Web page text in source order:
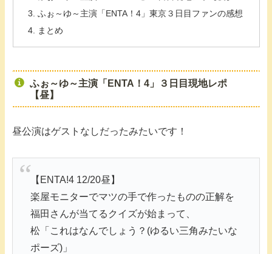
ふぉ～ゆ～主演「ENTA！4」東京３日目ファンの感想
まとめ
ふぉ～ゆ～主演「ENTA！4」３日目現地レポ
【昼】
昼公演はゲストなしだったみたいです！
【ENTA!4 12/20昼】
楽屋モニターでマツの手で作ったものの正解を
福田さんが当てるクイズが始まって、
松「これはなんでしょう？(ゆるい三角みたいな
ポーズ)」